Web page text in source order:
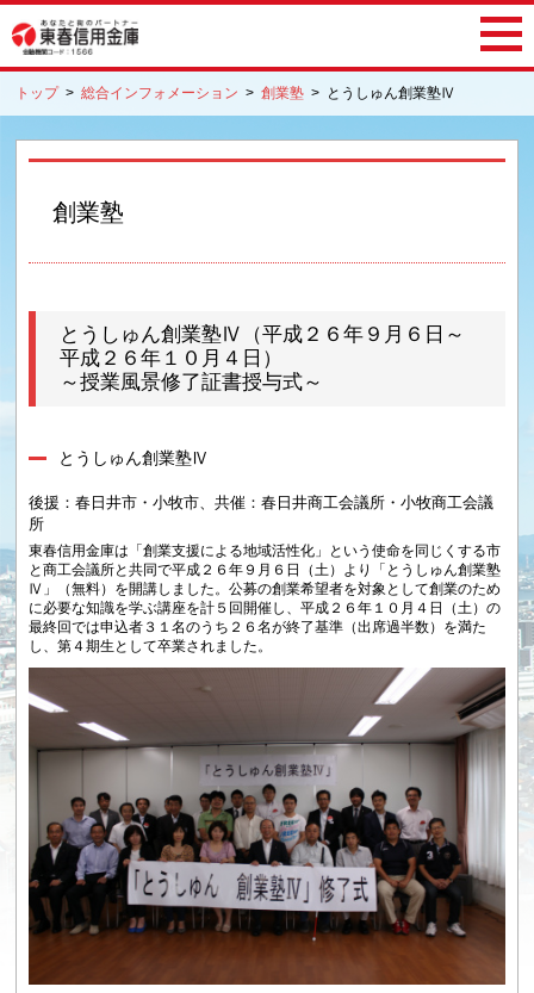
トップ > 総合インフォメーション > 創業塾 > とうしゅん創業塾Ⅳ
創業塾
とうしゅん創業塾Ⅳ（平成２６年９月６日～
平成２６年１０月４日）
～授業風景修了証書授与式～
とうしゅん創業塾Ⅳ
後援：春日井市・小牧市、共催：春日井商工会議所・小牧商工会議
所
東春信用金庫は「創業支援による地域活性化」という使命を同じくする市
と商工会議所と共同で平成２６年９月６日（土）より「とうしゅん創業塾
Ⅳ」（無料）を開講しました。公募の創業希望者を対象として創業のため
に必要な知識を学ぶ講座を計５回開催し、平成２６年１０月４日（土）の
最終回では申込者３１名のうち２６名が終了基準（出席過半数）を満た
し、第４期生として卒業されました。